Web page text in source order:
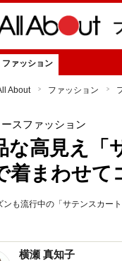
ファッション
About ファッション
スファッション
な高見え「
着まわせて
ンも流行中の「サテンスカー
横瀬 真知子